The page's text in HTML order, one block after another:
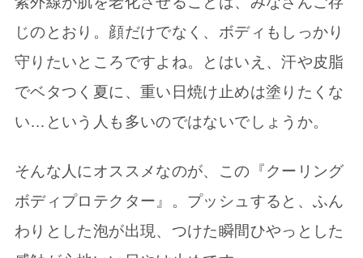
じのとおり。顔だけでなく、ボディもしっかり
守りたいところですよね。とはいえ、汗や皮脂
でベタつく夏に、重い日焼け止めは塗りたくな
い…という人も多いのではないでしょうか。
そんな人にオススメなのが、この『クーリング
ボディプロテクター』。プッシュすると、ふん
わりとした泡が出現、つけた瞬間ひやっとした